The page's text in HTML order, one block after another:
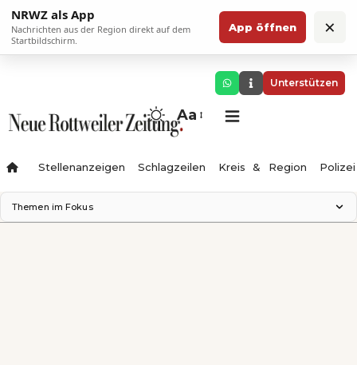
NRWZ als App
Nachrichten aus der Region direkt auf dem
Startbildschirm.
App öffnen ×
Unterstützen
Aa
Stellenanzeigen Schlagzeilen Kreis & Region Polizei
Themen im Fokus